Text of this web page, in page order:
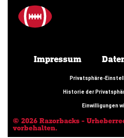
Impressum
Privatsphäre-
Historie der
Einwilligungen
© 2026 Razorbacks -
vorbehalten.